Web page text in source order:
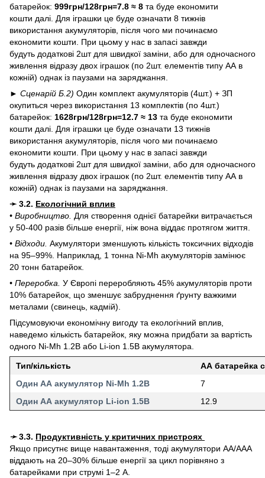
батарейок: 999грн/128грн=7.8 ≈ 8 та буде економити
кошти далі. Для іграшки це буде означати 8 тижнів
використання акумуляторів, після чого ми починаємо
економити кошти. При цьому у нас в запасі завжди
будуть додаткові 2шт для швидкої заміни, або для одночасного
живлення відразу двох іграшок (по 2шт. елементів типу АА в
кожній) однак із паузами на заряджання.
► Сценарій Б.2) Один комплект акумуляторів (4шт.) + ЗП
окупиться через використання 13 комплектів (по 4шт.)
батарейок: 1628грн/128грн=12.7 ≈ 13 та буде економити
кошти далі. Для іграшки це буде означати 13 тижнів
використання акумуляторів, після чого ми починаємо
економити кошти. При цьому у нас в запасі завжди
будуть додаткові 2шт для швидкої заміни, або для одночасного
живлення відразу двох іграшок (по 2шт. елементів типу АА в
кожній) однак із паузами на заряджання.
➛ 3.2. Екологічний вплив
• Виробництво. Для створення однієї батарейки витрачається
у 50-400 разів більше енергії, ніж вона віддає протягом життя.
• Відходи. Акумулятори зменшують кількість токсичних відходів
на 95–99%. Наприклад, 1 тонна Ni-Mh акумуляторів замінює
20 тонн батарейок.
• Переробка. У Європі переробляють 45% акумуляторів проти
10% батарейок, що зменшує забруднення ґрунту важкими
металами (свинець, кадмій).
Підсумовуючи економічну вигоду та екологічний вплив,
наведемо кількість батарейок, яку можна придбати за вартість
одного Ni-Mh 1.2В або Li-ion 1.5В акумулятора.
Тип/кількість
АА батарейка
Один АА акумулятор Ni-Mh 1.2В
7
Один АА акумулятор Li-ion 1.5В
12.9
➛3.3. Продуктивність у критичних пристроях
Якщо присутнє вище навантаження, тоді акумулятори AA/AAA
віддають на 20–30% більше енергії за цикл порівняно з
батарейками при струмі 1–2 А.